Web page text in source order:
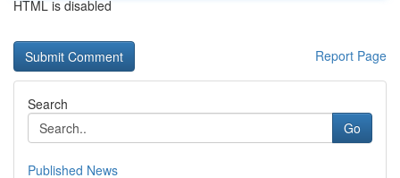
HTML is disabled
Report Page
Search
Go
Published News